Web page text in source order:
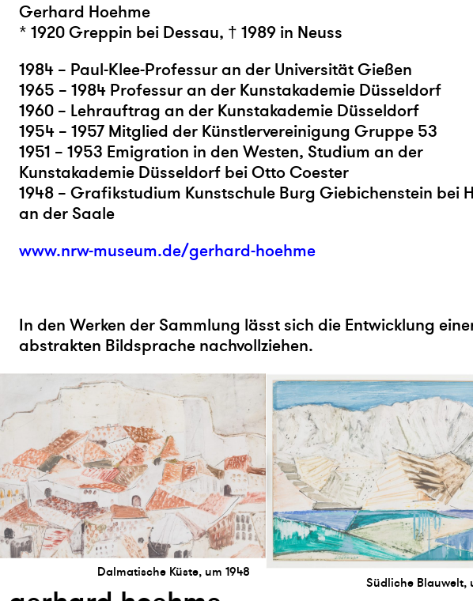
Gerhard Hoehme
* 1920 Greppin bei Dessau, † 1989 in Neuss
1984 – Paul-Klee-Professur an der Universität Gießen
1965 – 1984 Professur an der Kunstakademie Düsseldorf
1960 – Lehrauftrag an der Kunstakademie Düsseldorf
1954 – 1957 Mitglied der Künstlervereinigung Gruppe 53
1951 – 1953 Emigration in den Westen, Studium an der
Kunstakademie Düsseldorf bei Otto Coester
1948 – Grafikstudium Kunstschule Burg Giebichenstein bei
an der Saale
www.nrw-museum.de/gerhard-hoehme
In den Werken der Sammlung lässt sich die Entwicklung
abstrakten Bildsprache nachvollziehen.
Dalmatische Küste, um 1948
Südliche Blauwelt,